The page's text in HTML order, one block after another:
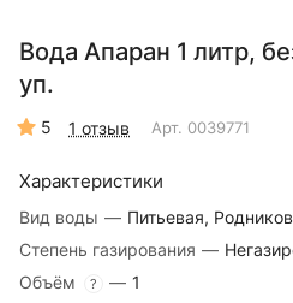
Вода Апаран 1 литр,
уп.
5 1 отзыв Арт. 0039771
Характеристики
Вид воды — Питьевая,
Степень газирования —
Объём
? — 1